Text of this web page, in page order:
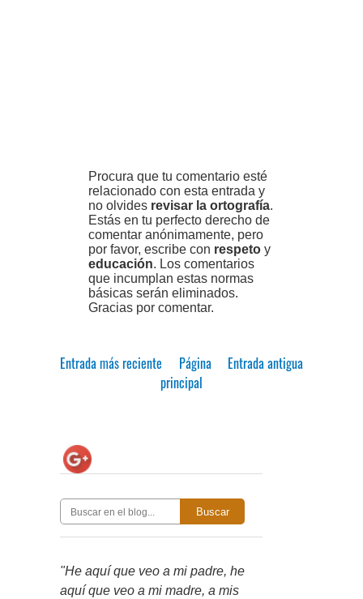
Procura que tu comentario esté
relacionado con esta entrada y
no olvides revisar la ortografía.
Estás en tu perfecto derecho de
comentar anónimamente, pero
por favor, escribe con respeto y
educación. Los comentarios
que incumplan estas normas
básicas serán eliminados.
Gracias por comentar.
Entrada más reciente Entrada antigua
Página
principal
Buscar
"He aquí que veo a mi padre, he
aquí que veo a mi madre, a mis